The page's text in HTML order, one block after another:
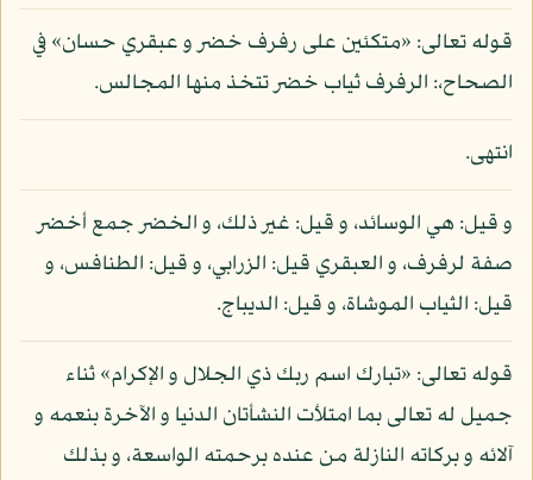
قوله تعالى: «متكئين على رفرف خضر و عبقري حسان» في
الصحاح،: الرفرف ثياب خضر تتخذ منها المجالس.
انتهى.
و قيل: هي الوسائد، و قيل: غير ذلك، و الخضر جمع أخضر
صفة لرفرف، و العبقري قيل: الزرابي، و قيل: الطنافس، و
قيل: الثياب الموشاة، و قيل: الديباج.
قوله تعالى: «تبارك اسم ربك ذي الجلال و الإكرام» ثناء
جميل له تعالى بما امتلأت النشأتان الدنيا و الآخرة بنعمه و
آلائه و بركاته النازلة من عنده برحمته الواسعة، و بذلك